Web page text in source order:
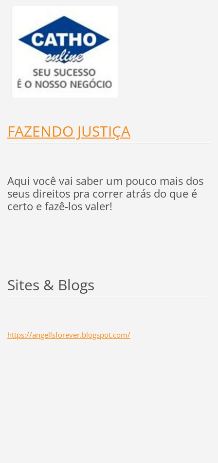
FAZENDO JUSTIÇA
Aqui você vai saber um pouco mais dos
seus direitos pra correr atrás do que é
certo e fazê-los valer!
Sites & Blogs
https://angellsforever.blogspot.com/